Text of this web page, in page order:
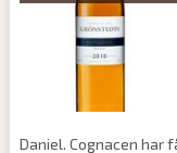
Daniel. Cognacen har